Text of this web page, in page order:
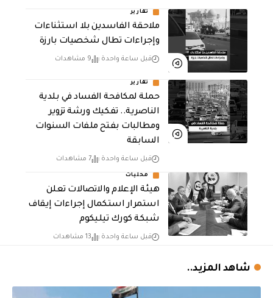
تقارير
ملاحقة الفاسدين بلا استثناءات
وإجراءات تطال شخصيات بارزة
قبل ساعة واحدة 9 مشاهدات
تقارير
حملة لمكافحة الفساد في بلدية
الناصرية.. تفكيك ورشة تزوير
ومطالبات بفتح ملفات السنوات
السابقة
قبل ساعة واحدة 7 مشاهدات
محليات
هيئة الإعلام والاتصالات تعلن
استمرار استكمال إجراءات إيقاف
شبكة كورك تيليكوم
قبل ساعة واحدة 13 مشاهدات
شاهد المزيد..